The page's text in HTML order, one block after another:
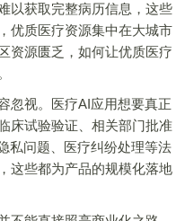
以获取完整病历信息，这些
优质医疗资源集中在大城市
资源匮乏，如何让优质医疗
视。医疗AI应用想要真正
床试验验证、相关部门批准
私问题、医疗纠纷处理等法
这些都为产品的规模化落地